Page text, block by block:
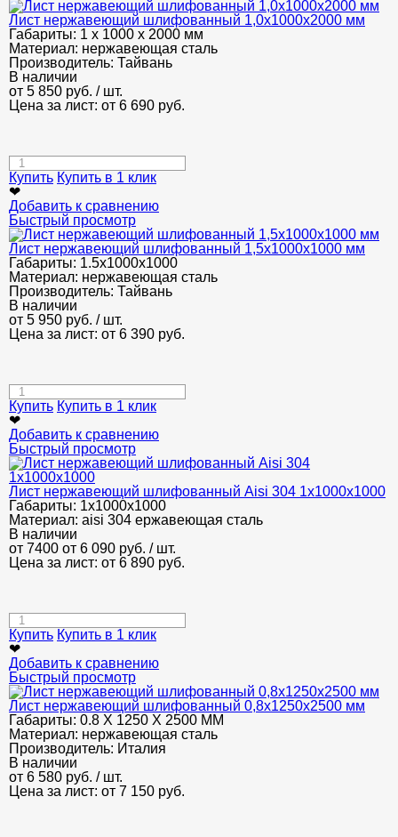
Лист нержавеющий шлифованный 1,0х1000х2000 мм
Габариты: 1 х 1000 х 2000 мм
Материал: нержавеющая сталь
Производитель: Тайвань
В наличии
от 5 850 руб. / шт.
Цена за лист: от 6 690 руб.
Купить Купить в 1 клик
❤
Добавить к сравнению
Быстрый просмотр
Лист нержавеющий шлифованный 1,5х1000х1000 мм
Габариты: 1.5х1000х1000
Материал: нержавеющая сталь
Производитель: Тайвань
В наличии
от 5 950 руб. / шт.
Цена за лист: от 6 390 руб.
Купить Купить в 1 клик
❤
Добавить к сравнению
Быстрый просмотр
Лист нержавеющий шлифованный Aisi 304 1х1000х1000
Габариты: 1х1000х1000
Материал: aisi 304 ержавеющая сталь
В наличии
от 7400 от 6 090 руб. / шт.
Цена за лист: от 6 890 руб.
Купить Купить в 1 клик
❤
Добавить к сравнению
Быстрый просмотр
Лист нержавеющий шлифованный 0,8х1250х2500 мм
Габариты: 0.8 Х 1250 Х 2500 ММ
Материал: нержавеющая сталь
Производитель: Италия
В наличии
от 6 580 руб. / шт.
Цена за лист: от 7 150 руб.